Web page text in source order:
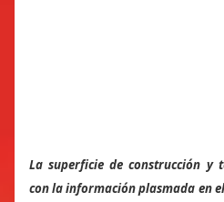
La superficie de construcción y
con la información plasmada en